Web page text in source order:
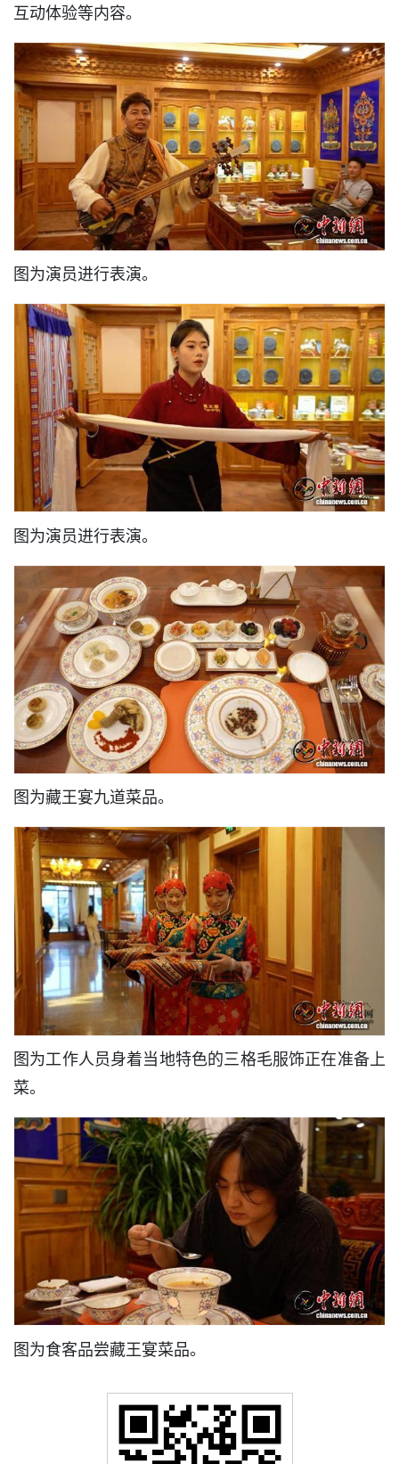
互动体验等内容。
图为演员进行表演。
图为演员进行表演。
图为藏王宴九道菜品。
图为工作人员身着当地特色的三格毛服饰正在准备上
菜。
图为食客品尝藏王宴菜品。